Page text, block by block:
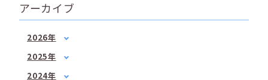
アーカイブ
2026年
2月(1)
2025年
2024年